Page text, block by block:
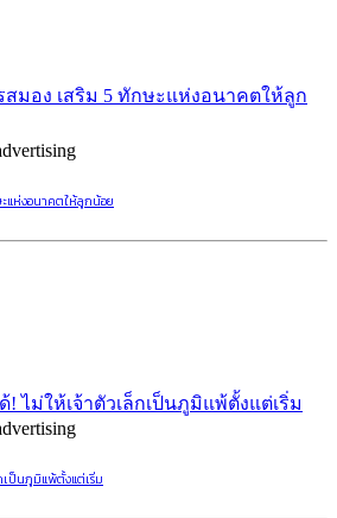
ะแห่งอนาคตให้ลูกน้อย
เป็นภูมิแพ้ตั้งแต่เริ่ม